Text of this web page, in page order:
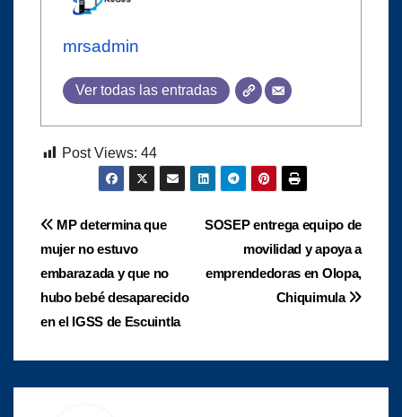
mrsadmin
Ver todas las entradas
Post Views: 44
Navegación
de
entradas
SOSEP entrega equipo de
movilidad y apoya a
emprendedoras en Olopa,
Chiquimula
MP determina que
mujer no estuvo
embarazada y que no
hubo bebé desaparecido
en el IGSS de Escuintla